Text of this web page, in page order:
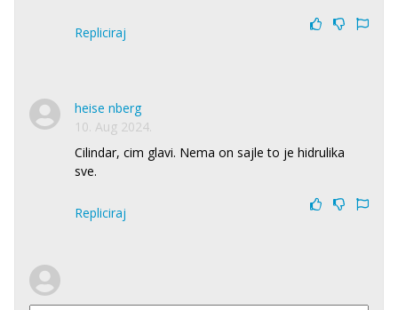
Repliciraj
heise nberg
10. Aug 2024.
Cilindar, cim glavi. Nema on sajle to je hidrulika
sve.
Repliciraj